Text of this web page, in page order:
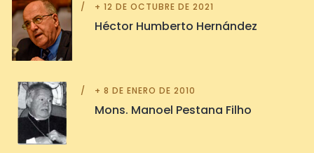
+ 12 DE OCTUBRE DE 2021
Héctor Humberto Hernández
+ 8 DE ENERO DE 2010
Mons. Manoel Pestana Filho